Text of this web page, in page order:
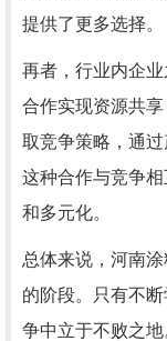
提供了更多选择。
再者，行业内企
合作实现资源共
取竞争策略，通过
这种合作与竞争
和多元化。
总体来说，河南
的阶段。只有不
争中立于不败之